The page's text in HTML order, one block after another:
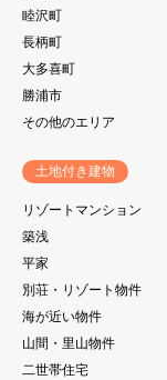
睦沢町
長柄町
大多喜町
勝浦市
その他のエリア
土地付き建物
リゾートマンション
築浅
平家
別荘・リゾート物件
海が近い物件
山間・里山物件
二世帯住宅